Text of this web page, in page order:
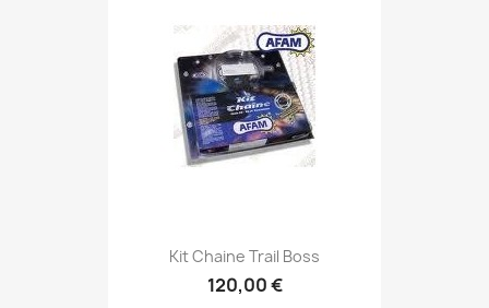
Kit Chaine Trail Boss
120,00 €